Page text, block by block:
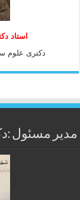
استاد دكتر
دكتری علوم
مدیر مسئول